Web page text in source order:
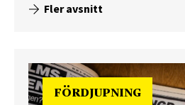
Fler avsnitt
FÖRDJUPNING